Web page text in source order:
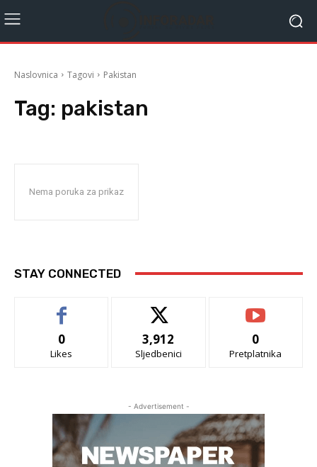
Naslovnica Tagovi Pakistan
Tag: pakistan
Nema poruka za prikaz
STAY CONNECTED
0
Likes
3,912
Sljedbenici
0
Pretplatnika
- Advertisement -